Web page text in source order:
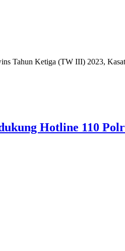
Tahun Ketiga (TW III) 2023,
Hotline 110